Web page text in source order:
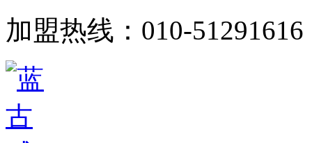
加盟热线：010-51291616